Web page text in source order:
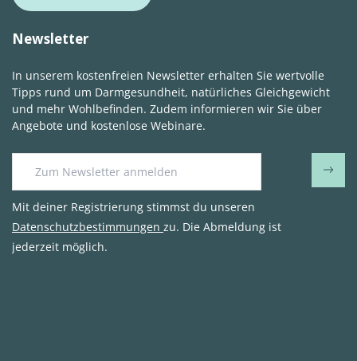
Newsletter
In unserem kostenfreien Newsletter erhalten Sie wertvolle
Tipps rund um Darmgesundheit, natürliches Gleichgewicht
und mehr Wohlbefinden. Zudem informieren wir Sie über
Angebote und kostenlose Webinare.
Mit deiner Registrierung stimmst du unseren
Datenschutzbestimmungen zu. Die Abmeldung ist
jederzeit möglich.